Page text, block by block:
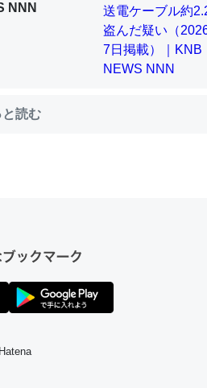
てる。電池残量や充電中かが分かるの
した。PrimeとかSpotifyを支払う孝行
ると1週間とかの人が多いそうだけど、
……
NNN
と読む